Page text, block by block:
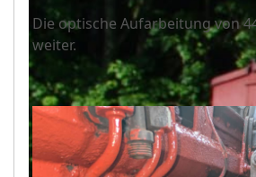
Die optische Aufarbeitung von
weiter.